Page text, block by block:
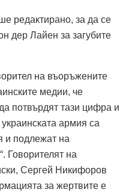
редактирано, за да се
дер Лайен за загубите
на въоръжените
медии, че
потвърдят тази цифра и
украинската армия са
и подлежат на
Говорителят на
Сергей Никифоров
за жертвите е